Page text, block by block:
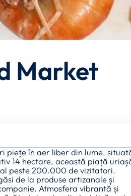
Market
piețe în aer liber din lume,
14 hectare, această piață
peste 200.000 de vizitatori.
de la produse artizanale și
Atmosfera vibrantă și